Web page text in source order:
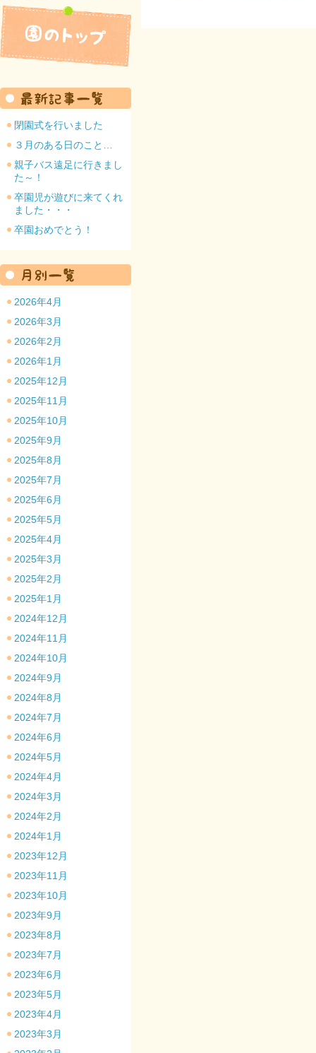
スケジュール
活動ブログ
園のトップ
閉園式を行いました
３月のある日のこと…
親子バス遠足に行きまし
た～！
卒園児が遊びに来てくれ
ました・・・
卒園おめでとう！
2026年4月
2026年3月
2026年2月
2026年1月
2025年12月
2025年11月
2025年10月
2025年9月
2025年8月
2025年7月
2025年6月
2025年5月
2025年4月
2025年3月
2025年2月
2025年1月
2024年12月
2024年11月
2024年10月
2024年9月
2024年8月
2024年7月
2024年6月
2024年5月
2024年4月
2024年3月
2024年2月
2024年1月
2023年12月
2023年11月
2023年10月
2023年9月
2023年8月
2023年7月
2023年6月
2023年5月
2023年4月
2023年3月